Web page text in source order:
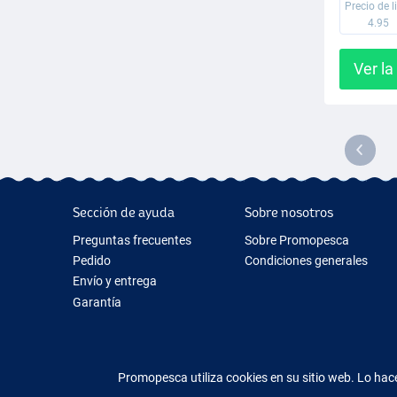
Precio de
4.95
Ver
Sección de ayuda
Preguntas frecuentes
Pedido
Envío y entrega
Garantía
Sobre nosotros
Sobre Promopesca
Condiciones generales
Promopesca utiliza cookies en su sitio web. Lo